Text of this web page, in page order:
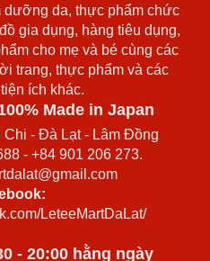
dưỡng da, thực phẩm chức
gia dụng, hàng tiêu dụng,
cho mẹ và bé cùng các
trang, thực phẩm và các
ích khác.
Made in Japan
- Đà Lạt - Lâm Đồng
- +84 901 206 273.
LeteeMartDaLat/
- 20:00 hằng ngày